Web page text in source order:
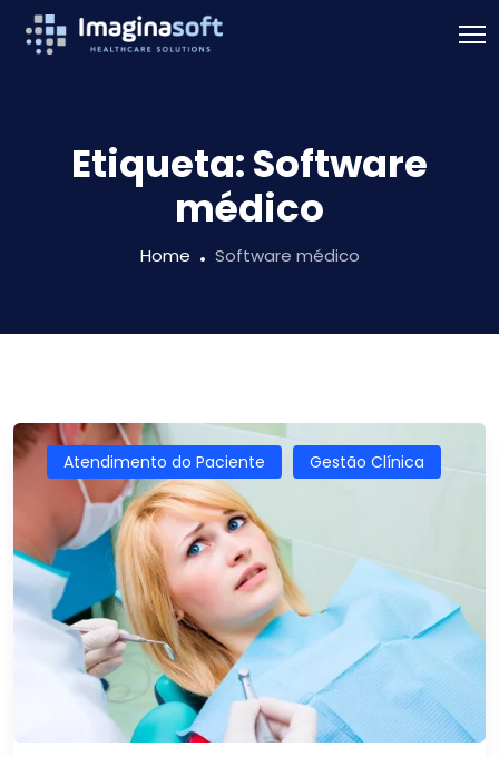
Etiqueta:Software
médico
Home Software médico
Atendimento do Paciente Gestão Clínica